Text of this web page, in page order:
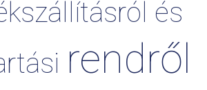
és
rendről